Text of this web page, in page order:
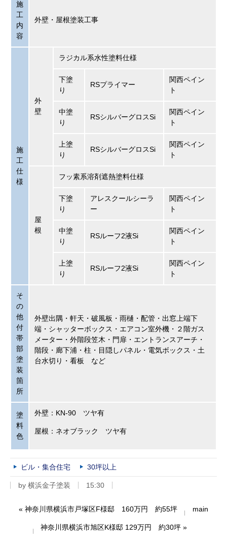
施
工
内
容
外壁・屋根塗装工事
施
工
仕
様
外
壁
ラジカル系水性塗料仕様
下塗
り
RSプライマー
関西ペイン
ト
中塗
り
RSシルバーグロスSi
関西ペイン
ト
上塗
り
RSシルバーグロスSi
関西ペイン
ト
屋
根
フッ素系溶剤遮熱塗料仕様
下塗
り
アレスクールシーラ
ー
関西ペイン
ト
中塗
り
RSルーフ2液Si
関西ペイン
ト
上塗
り
RSルーフ2液Si
関西ペイン
ト
そ
の
他
付
帯
部
塗
装
箇
所
外壁出隅・軒天・破風板・雨樋・配管・出窓上端下
端・シャッターボックス・エアコン室外機・２階ガス
メーター・外階段笠木・門扉・エントランスアーチ・
階段・廊下浦・柱・目隠しパネル・電気ボックス・土
台水切り・看板 など
塗
料
色
外壁：KN-90 ツヤ有
屋根：ネオブラック ツヤ有
ビル・集合住宅 30坪以上
by 横浜金子塗装 15:30
« 神奈川県横浜市戸塚区F様邸 160万円 約55坪 main
神奈川県横浜市旭区K様邸 129万円 約30坪»